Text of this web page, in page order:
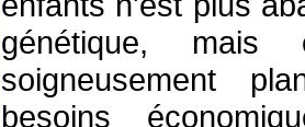
génétique,
soigneusement
besoins